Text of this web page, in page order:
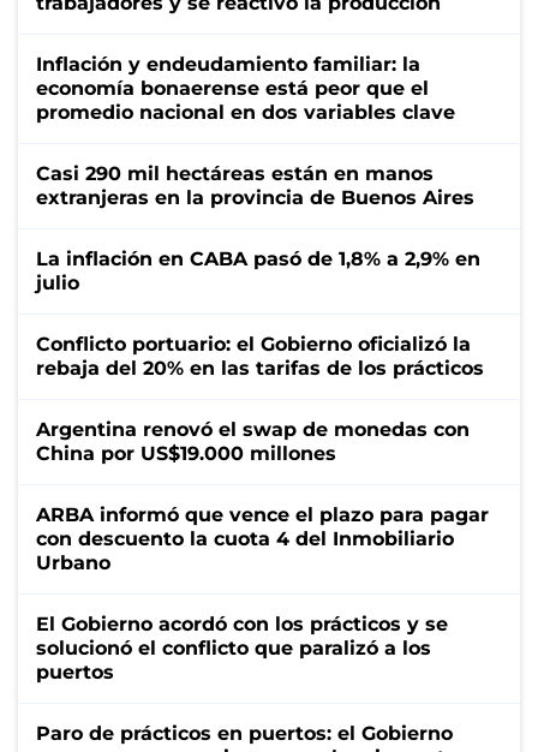
Inflación y endeudamiento familiar: la
economía bonaerense está peor que el
promedio nacional en dos variables clave
Casi 290 mil hectáreas están en manos
extranjeras en la provincia de Buenos Aires
La inflación en CABA pasó de 1,8% a 2,9% en
julio
Conflicto portuario: el Gobierno oficializó la
rebaja del 20% en las tarifas de los prácticos
Argentina renovó el swap de monedas con
China por US$19.000 millones
ARBA informó que vence el plazo para pagar
con descuento la cuota 4 del Inmobiliario
Urbano
El Gobierno acordó con los prácticos y se
solucionó el conflicto que paralizó a los
puertos
Paro de prácticos en puertos: el Gobierno